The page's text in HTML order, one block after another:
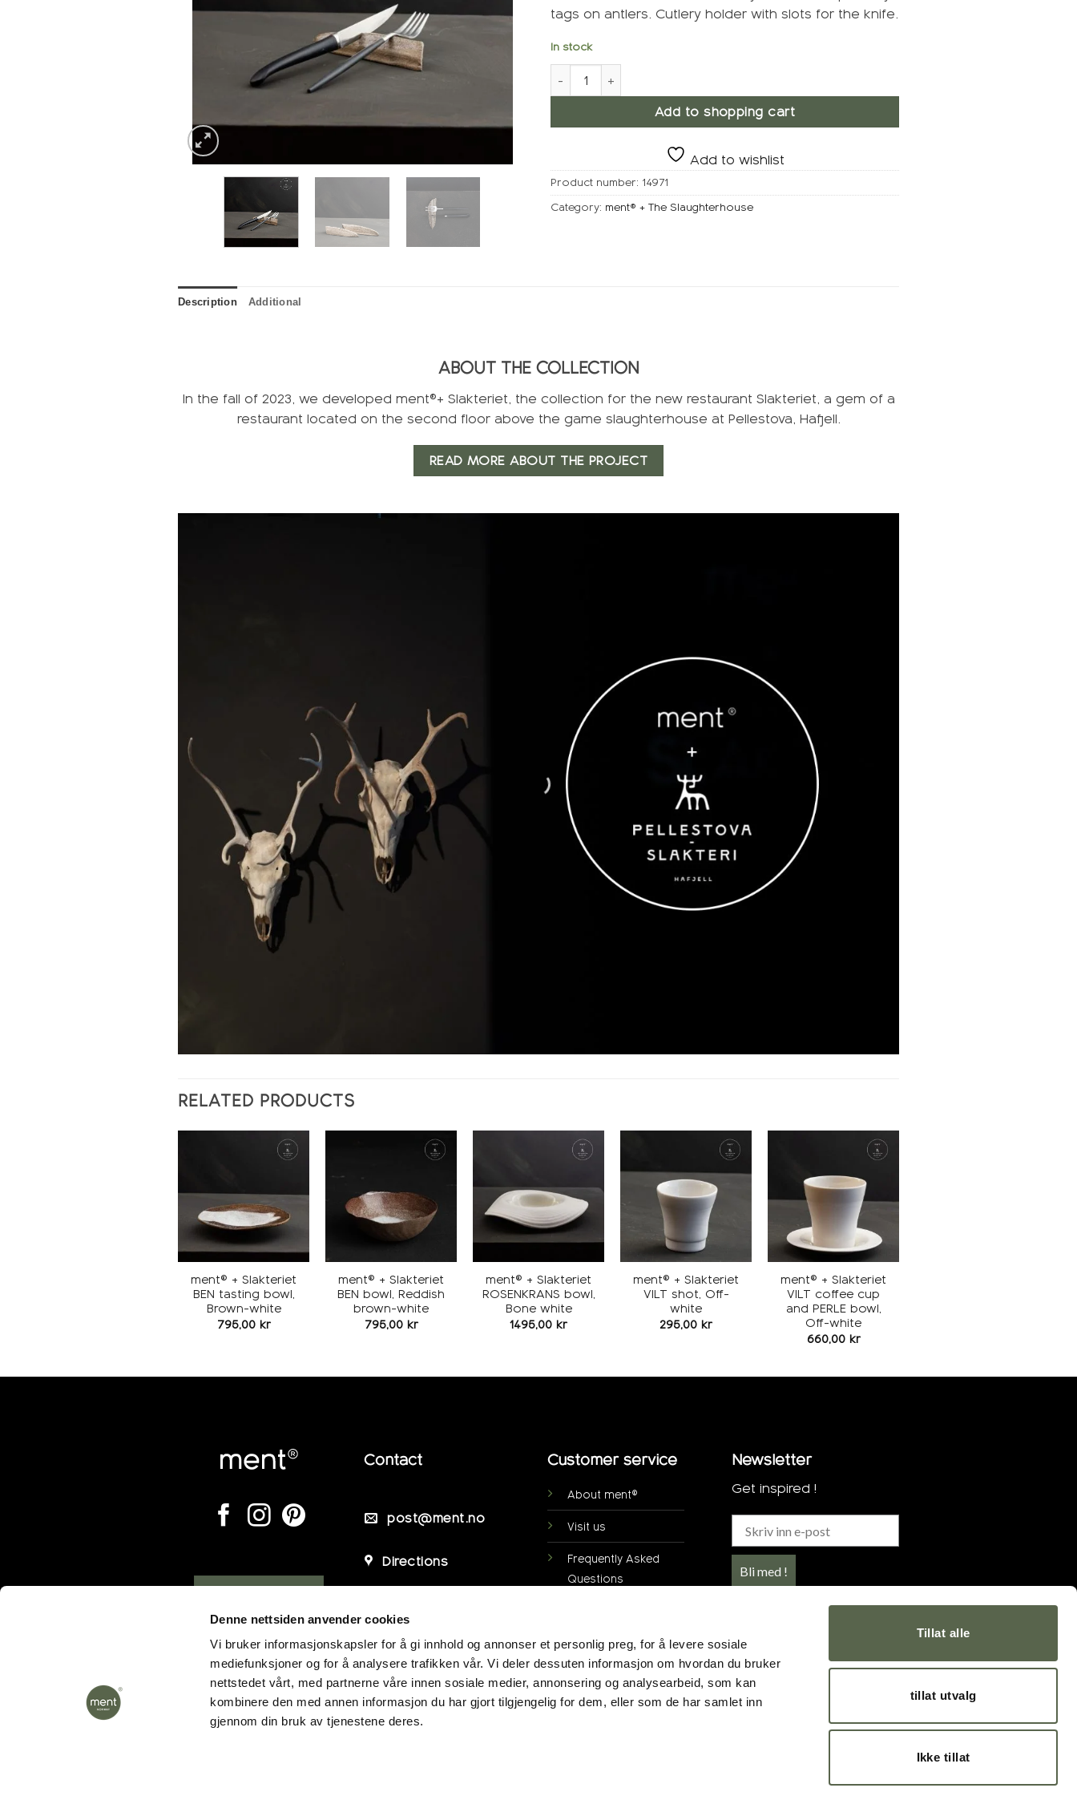
Denne nettsiden anvender cookies
Vi bruker informasjonskapsler for å gi innhold og annonser et personlig preg, for å levere sosiale
mediefunksjoner og for å analysere trafikken vår. Vi deler dessuten informasjon om hvordan du bruker
nettstedet vårt, med partnerne våre innen sosiale medier, annonsering og analysearbeid, som kan
kombinere den med annen informasjon du har gjort tilgjengelig for dem, eller som de har samlet inn
gjennom din bruk av tjenestene deres.
Tillat alle
tillat utvalg
Ikke tillat
tags on antlers. Cutlery holder with slots for the knife.
In stock
ment® + Slakteriet TAGG cutlery rest, Grey brown quantity
Add to shopping cart
Add to wishlist
Product number: 14971
Category: ment® + The Slaughterhouse
Description Additional
ABOUT THE COLLECTION
In the fall of 2023, we developed ment®+ Slakteriet, the collection for the new restaurant Slakteriet, a gem of a
restaurant located on the second floor above the game slaughterhouse at Pellestova, Hafjell.
READ MORE ABOUT THE PROJECT
RELATED PRODUCTS
ment® + Slakteriet
BEN tasting bowl,
Brown-white
795,00 kr
ment® + Slakteriet
BEN bowl, Reddish
brown-white
795,00 kr
ment® + Slakteriet
ROSENKRANS bowl,
Bone white
1495,00 kr
wishlist
ment® + Slakteriet
VILT shot, Off-
white
295,00 kr
ment® + Slakteriet
VILT coffee cup
and PERLE bowl,
Off-white
660,00 kr
Contact
post@ment.no
Directions
Customer service
About ment®
Visit us
Frequently Asked
Questions
My page
Terms of purchase
Newsletter
Get inspired !
Bli med !